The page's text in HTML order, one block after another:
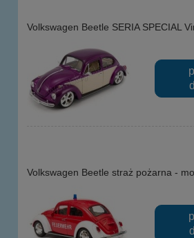
Volkswagen Beetle SERIA SPECIAL
Volkswagen Beetle straż pożarna -